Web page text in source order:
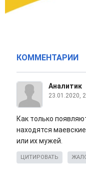
КОММЕНТАРИИ
Аналитик
23.01.2020,
Как только
находятся
или их мужей.
ЦИТИРОВАТЬ